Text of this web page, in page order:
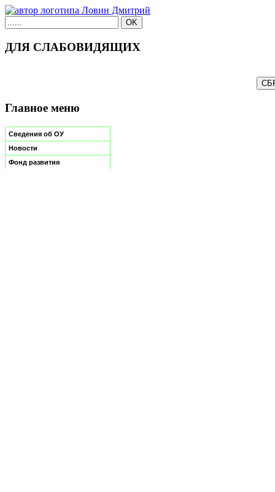
ДЛЯ СЛАБОВИДЯЩИХ
Главное меню
Сведения об ОУ
Новости
Фонд развития